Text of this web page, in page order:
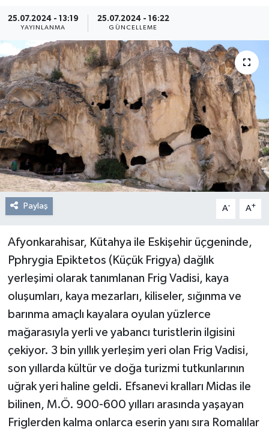
25.07.2024 - 13:19
YAYINLANMA
25.07.2024 - 16:22
GÜNCELLEME
Paylaş A- A+
Afyonkarahisar, Kütahya ile Eskişehir üçgeninde,
Pphrygia Epiktetos (Küçük Frigya) dağlık
yerleşimi olarak tanımlanan Frig Vadisi, kaya
oluşumları, kaya mezarları, kiliseler, sığınma ve
barınma amaçlı kayalara oyulan yüzlerce
mağarasıyla yerli ve yabancı turistlerin ilgisini
çekiyor. 3 bin yıllık yerleşim yeri olan Frig Vadisi,
son yıllarda kültür ve doğa turizmi tutkunlarının
uğrak yeri haline geldi. Efsanevi kralları Midas ile
bilinen, M.Ö. 900-600 yılları arasında yaşayan
Friglerden kalma onlarca eserin yanı sıra Romalılar
Resmi Reklam
Röportajlar